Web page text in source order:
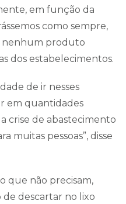
em função da
como sempre,
nenhum produto
dos estabelecimentos.
de ir nesses
em quantidades
crise de abastecimento
muitas pessoas”, disse
que não precisam,
descartar no lixo